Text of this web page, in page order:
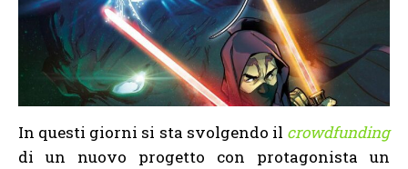
In questi giorni si sta svolgendo il crowdfunding
di un nuovo progetto con protagonista un